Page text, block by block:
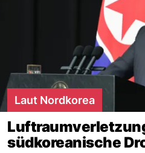
Laut Nordkorea
südkoreanische